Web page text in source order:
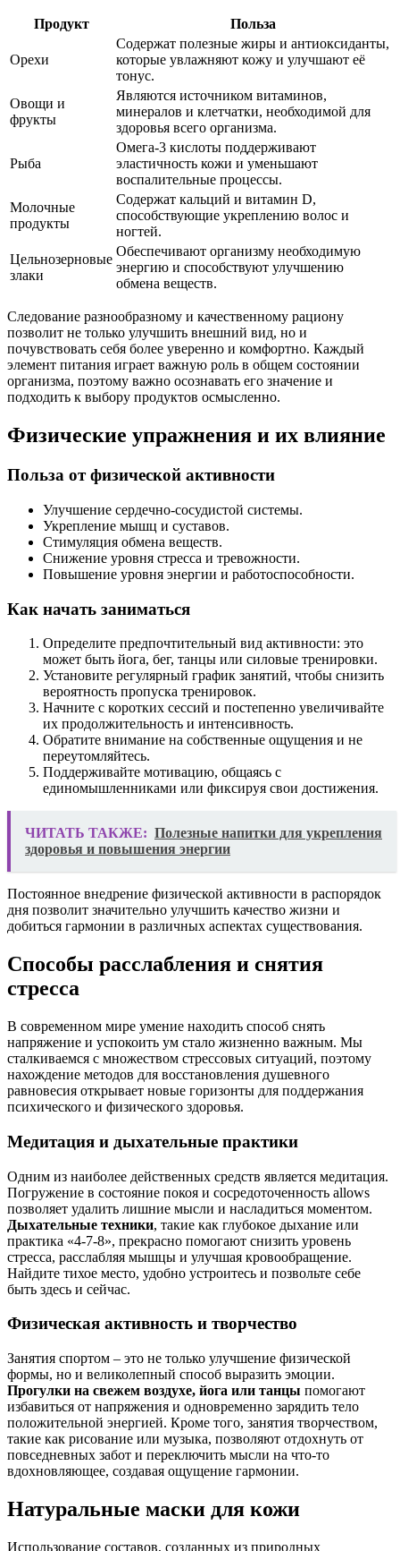
Продукт Польза
Орехи
Содержат полезные жиры и антиоксиданты,
которые увлажняют кожу и улучшают её
тонус.
Овощи и
фрукты
Являются источником витаминов,
минералов и клетчатки, необходимой для
здоровья всего организма.
Рыба
Омега-3 кислоты поддерживают
эластичность кожи и уменьшают
воспалительные процессы.
Молочные
продукты
Содержат кальций и витамин D,
способствующие укреплению волос и
ногтей.
Цельнозерновые
злаки
Обеспечивают организму необходимую
энергию и способствуют улучшению
обмена веществ.
Следование разнообразному и качественному рациону
позволит не только улучшить внешний вид, но и
почувствовать себя более уверенно и комфортно. Каждый
элемент питания играет важную роль в общем состоянии
организма, поэтому важно осознавать его значение и
подходить к выбору продуктов осмысленно.
Физические упражнения и их влияние
Польза от физической активности
Улучшение сердечно-сосудистой системы.
Укрепление мышц и суставов.
Стимуляция обмена веществ.
Снижение уровня стресса и тревожности.
Повышение уровня энергии и работоспособности.
Как начать заниматься
Определите предпочтительный вид активности: это
может быть йога, бег, танцы или силовые тренировки.
Установите регулярный график занятий, чтобы снизить
вероятность пропуска тренировок.
Начните с коротких сессий и постепенно увеличивайте
их продолжительность и интенсивность.
Обратите внимание на собственные ощущения и не
переутомляйтесь.
Поддерживайте мотивацию, общаясь с
единомышленниками или фиксируя свои достижения.
ЧИТАТЬ ТАКЖЕ: Полезные напитки для укрепления
здоровья и повышения энергии
Постоянное внедрение физической активности в распорядок
дня позволит значительно улучшить качество жизни и
добиться гармонии в различных аспектах существования.
Способы расслабления и снятия
стресса
В современном мире умение находить способ снять
напряжение и успокоить ум стало жизненно важным. Мы
сталкиваемся с множеством стрессовых ситуаций, поэтому
нахождение методов для восстановления душевного
равновесия открывает новые горизонты для поддержания
психического и физического здоровья.
Медитация и дыхательные практики
Одним из наиболее действенных средств является медитация.
Погружение в состояние покоя и сосредоточенность allows
позволяет удалить лишние мысли и насладиться моментом.
Дыхательные техники, такие как глубокое дыхание или
практика «4-7-8», прекрасно помогают снизить уровень
стресса, расслабляя мышцы и улучшая кровообращение.
Найдите тихое место, удобно устроитесь и позвольте себе
быть здесь и сейчас.
Физическая активность и творчество
Занятия спортом – это не только улучшение физической
формы, но и великолепный способ выразить эмоции.
Прогулки на свежем воздухе, йога или танцы помогают
избавиться от напряжения и одновременно зарядить тело
положительной энергией. Кроме того, занятия творчеством,
такие как рисование или музыка, позволяют отдохнуть от
повседневных забот и переключить мысли на что-то
вдохновляющее, создавая ощущение гармонии.
Натуральные маски для кожи
Использование составов, созданных из природных